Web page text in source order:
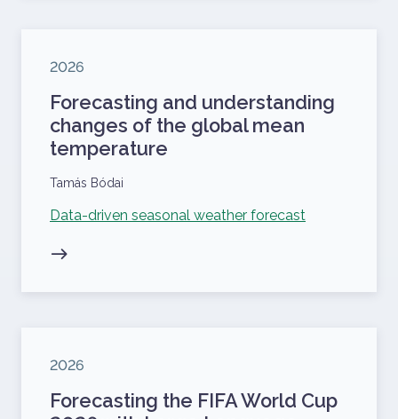
Megjelenés éve
2026
Forecasting and understanding
changes of the global mean
temperature
Szerzők
Tamás Bódai
Kapcsolódó projekt
Data-driven seasonal weather forecast
Megjelenés éve
2026
Forecasting the FIFA World Cup